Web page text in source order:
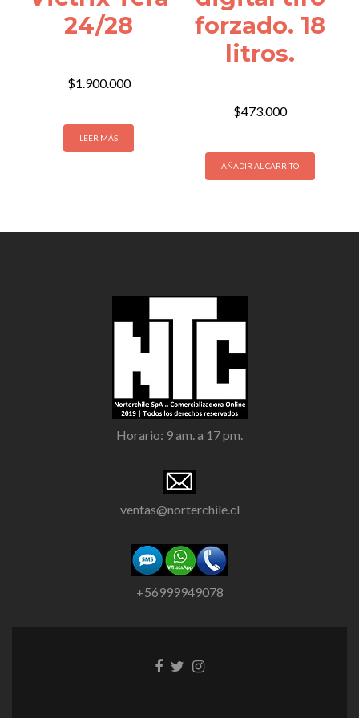
24/28
$1.900.000
LEER MÁS
forzado. 18
litros.
$473.000
AÑADIR AL CARRITO
Horario: 9 am. a 17 pm.
ventas@norterchile.cl
+56999949078
Go to Facebook
Go to Twitter
Go to Instagram